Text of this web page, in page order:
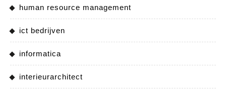
human resource management
ict bedrijven
informatica
interieurarchitect